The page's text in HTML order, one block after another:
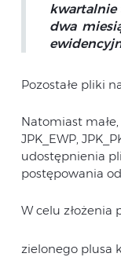
kwartalnie
dwa
Pozostałe pliki
Natomiast małe,
JPK_EWP,
udostępnienia
postępowania
W celu złożenia
zielonego plusa